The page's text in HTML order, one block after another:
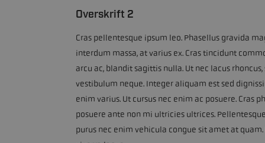
Overskrift 2
Cras pellentesque ipsum leo. Phasellus gravida
interdum massa, at varius ex. Cras tincidunt
arcu ac, blandit sagittis nulla. Ut nec lacus
vestibulum neque. Integer aliquam est sed
enim varius. Ut cursus nec enim ac posuere. Cras
posuere ante non mi ultricies ultrices.
purus nec enim vehicula congue sit amet at